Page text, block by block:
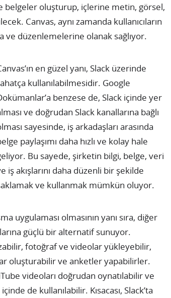
belgeler oluşturup, içlerine metin, görsel,
Canvas, aynı zamanda kullanıcıların
ve düzenlemelerine olanak sağlıyor.
en güzel yanı, Slack üzerinde
kullanılabilmesidir. Google
benzese de, Slack içinde yer
ve doğrudan Slack kanallarına bağlı
sayesinde, iş arkadaşları arasında
paylaşımı daha hızlı ve kolay hale
Bu sayede, şirketin bilgi, belge, veri
iş akışlarını daha düzenli bir şekilde
ve kullanmak mümkün oluyor.
uygulaması olmasının yanı sıra, diğer
güçlü bir alternatif sunuyor.
fotoğraf ve videolar yükleyebilir,
oluşturabilir ve anketler yapabilirler.
videoları doğrudan oynatılabilir ve
de kullanılabilir. Kısacası, Slack’ta